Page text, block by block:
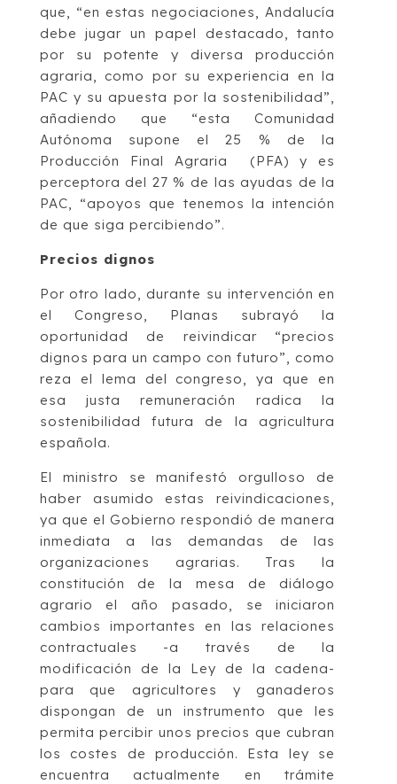
que, “en estas negociaciones, Andalucía
debe jugar un papel destacado, tanto
por su potente y diversa producción
agraria, como por su experiencia en la
PAC y su apuesta por la sostenibilidad”,
añadiendo que “esta Comunidad
Autónoma supone el 25 % de la
Producción Final Agraria (PFA) y es
perceptora del 27 % de las ayudas de la
PAC, “apoyos que tenemos la intención
de que siga percibiendo”.
Precios dignos
Por otro lado, durante su intervención en
el Congreso, Planas subrayó la
oportunidad de reivindicar “precios
dignos para un campo con futuro”, como
reza el lema del congreso, ya que en
esa justa remuneración radica la
sostenibilidad futura de la agricultura
española.
El ministro se manifestó orgulloso de
haber asumido estas reivindicaciones,
ya que el Gobierno respondió de manera
inmediata a las demandas de las
organizaciones agrarias. Tras la
constitución de la mesa de diálogo
agrario el año pasado, se iniciaron
cambios importantes en las relaciones
contractuales -a través de la
modificación de la Ley de la cadena-
para que agricultores y ganaderos
dispongan de un instrumento que les
permita percibir unos precios que cubran
los costes de producción. Esta ley se
encuentra actualmente en trámite